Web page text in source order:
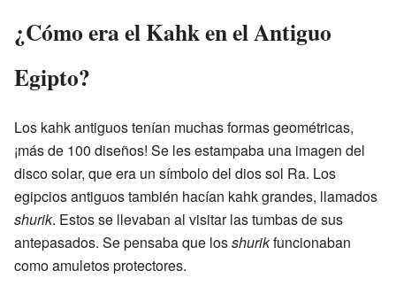
¿Cómo era el Kahk en el Antiguo
Egipto?
Los kahk antiguos tenían muchas formas geométricas,
¡más de 100 diseños! Se les estampaba una imagen del
disco solar, que era un símbolo del dios sol Ra. Los
egipcios antiguos también hacían kahk grandes, llamados
shurik. Estos se llevaban al visitar las tumbas de sus
antepasados. Se pensaba que losshurikfuncionaban
como amuletos protectores.